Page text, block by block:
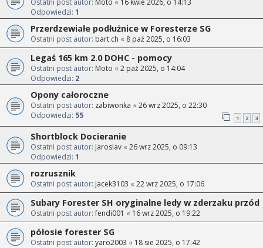
Ostatni post autor: Moto « 16 kwie 2026, o 14:13
Odpowiedzi: 1
Przerdzewiałe podłużnice w Foresterze SG
Ostatni post autor: bart.ch « 8 paź 2025, o 16:03
Legaś 165 km 2.0 DOHC - pomocy
Ostatni post autor: Moto « 2 paź 2025, o 14:04
Odpowiedzi: 2
Opony całoroczne
Ostatni post autor: zabiwonka « 26 wrz 2025, o 22:30
Odpowiedzi: 55 1 2 3
Shortblock Docieranie
Ostatni post autor: Jaroslav « 26 wrz 2025, o 09:13
Odpowiedzi: 1
rozrusznik
Ostatni post autor: Jacek3103 « 22 wrz 2025, o 17:06
Subary Forester SH oryginalne ledy w zderzaku przód
Ostatni post autor:fendi001 « 16 wrz 2025, o 19:22
półosie forester SG
Ostatni post autor: yaro2003 « 18 sie 2025, o 17:42